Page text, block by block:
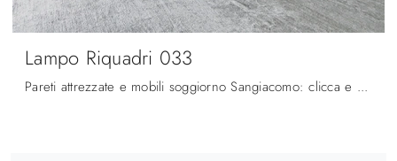
Lampo Riquadri 033
Pareti attrezzate e mobili soggiorno Sangiacomo: clicca e scopri il modello Lampo Riquadri 033 e potrai impreziosire stanze moderne di ogni tipo.